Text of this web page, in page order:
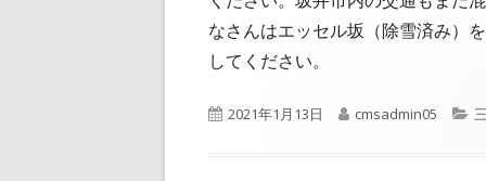
なさんはエッセル坂（除雪済み）
してください。
公
2021年1月13日
作
cmsadmin05
カ